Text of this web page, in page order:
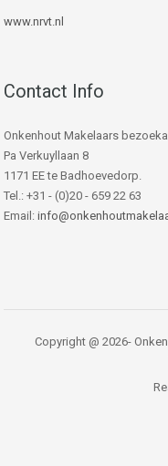
www.nrvt.nl
Contact Info
Onkenhout Makelaars
Pa Verkuyllaan 8
1171 EE te Badhoevedorp.
Tel.: +31 - (0)20 - 659 22 63
Email:
Copyright @ 2026-